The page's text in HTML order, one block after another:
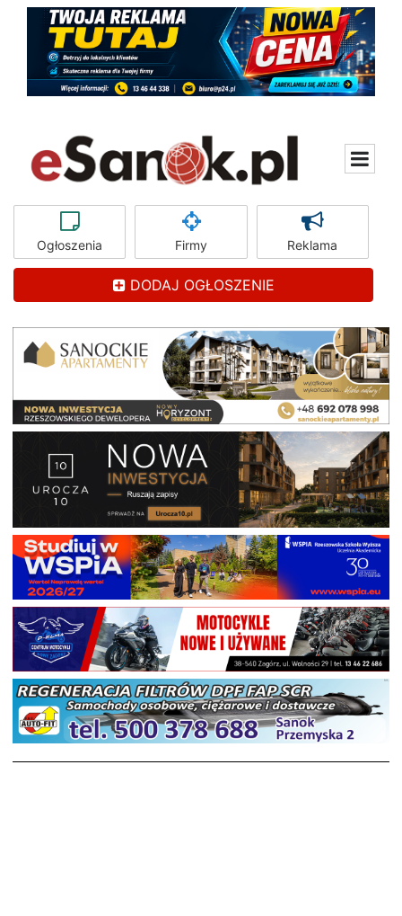
Ogłoszenia Firmy Reklama
DODAJ OGŁOSZENIE